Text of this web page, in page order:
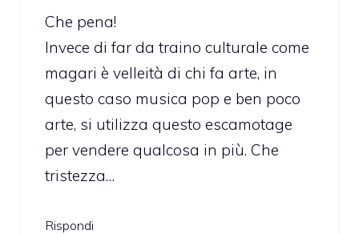
Che pena!
Invece di far da traino culturale come
magari è velleità di chi fa arte, in
questo caso musica pop e ben poco
arte, si utilizza questo escamotage
per vendere qualcosa in più. Che
tristezza…
Rispondi